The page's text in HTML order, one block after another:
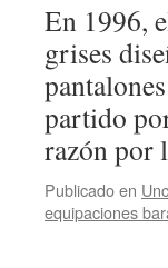
En 1996,
grises
partido
razón por
Publicado en
equipaciones